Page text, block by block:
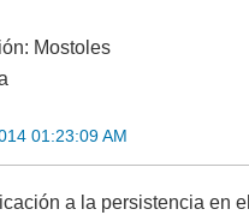
Mostoles
01:23:09 AM
a la persistencia en